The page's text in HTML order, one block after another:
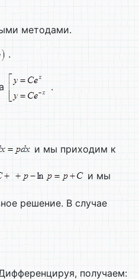
методами.
.
.
и мы приходим к
и мы
решение. В случае
получаем: